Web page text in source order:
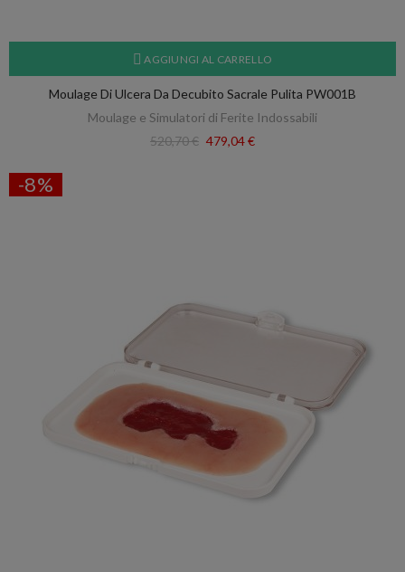
AGGIUNGI AL CARRELLO
Moulage Di Ulcera Da Decubito Sacrale Pulita PW001B
Moulage e Simulatori di Ferite Indossabili
520,70 € 479,04 €
-8%